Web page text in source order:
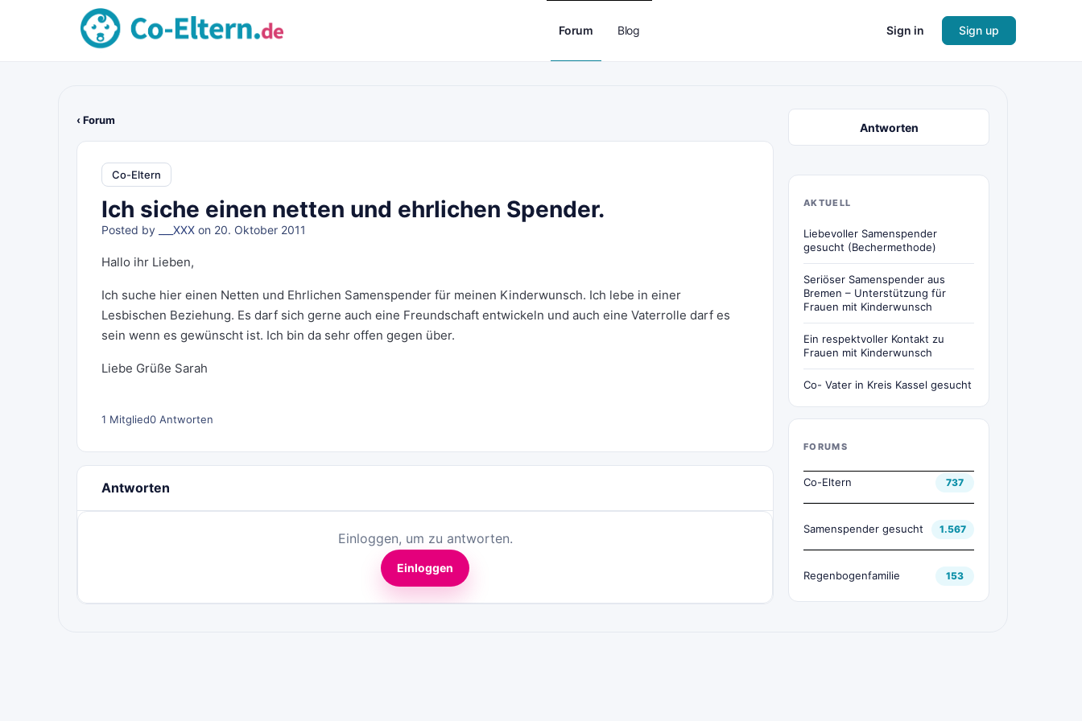
Forum Blog Sign in Sign up
‹ Forum
Co-Eltern
Ich siche einen netten und ehrlichen Spender.
Posted by ___XXX on 20. Oktober 2011
Hallo ihr Lieben,
Ich suche hier einen Netten und Ehrlichen Samenspender für meinen Kinderwunsch. Ich lebe in einer
Lesbischen Beziehung. Es darf sich gerne auch eine Freundschaft entwickeln und auch eine Vaterrolle darf es
sein wenn es gewünscht ist. Ich bin da sehr offen gegen über.
Liebe Grüße Sarah
1 Mitglied0 Antworten
Antworten
Einloggen, um zu antworten.
Einloggen
Antworten
AKTUELL
Liebevoller Samenspender
gesucht (Bechermethode)
Seriöser Samenspender aus
Bremen – Unterstützung für
Frauen mit Kinderwunsch
Ein respektvoller Kontakt zu
Frauen mit Kinderwunsch
Co- Vater in Kreis Kassel gesucht
FORUMS
Co-Eltern 737
Samenspender gesucht 1.567
Regenbogenfamilie 153